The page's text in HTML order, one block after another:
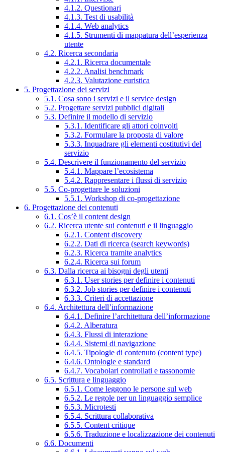
4.1.2. Questionari
4.1.3. Test di usabilità
4.1.4. Web analytics
4.1.5. Strumenti di mappatura dell’esperienza
utente
4.2. Ricerca secondaria
4.2.1. Ricerca documentale
4.2.2. Analisi benchmark
4.2.3. Valutazione euristica
5. Progettazione dei servizi
5.1. Cosa sono i servizi e il service design
5.2. Progettare servizi pubblici digitali
5.3. Definire il modello di servizio
5.3.1. Identificare gli attori coinvolti
5.3.2. Formulare la proposta di valore
5.3.3. Inquadrare gli elementi costitutivi del
servizio
5.4. Descrivere il funzionamento del servizio
5.4.1. Mappare l’ecosistema
5.4.2. Rappresentare i flussi di servizio
5.5. Co-progettare le soluzioni
5.5.1. Workshop di co-progettazione
6. Progettazione dei contenuti
6.1. Cos’è il content design
6.2. Ricerca utente sui contenuti e il linguaggio
6.2.1. Content discovery
6.2.2. Dati di ricerca (search keywords)
6.2.3. Ricerca tramite analytics
6.2.4. Ricerca sui forum
6.3. Dalla ricerca ai bisogni degli utenti
6.3.1. User stories per definire i contenuti
6.3.2. Job stories per definire i contenuti
6.3.3. Criteri di accettazione
6.4. Architettura dell’informazione
6.4.1. Definire l’architettura dell’informazione
6.4.2. Alberatura
6.4.3. Flussi di interazione
6.4.4. Sistemi di navigazione
6.4.5. Tipologie di contenuto (content type)
6.4.6. Ontologie e standard
6.4.7. Vocabolari controllati e tassonomie
6.5. Scrittura e linguaggio
6.5.1. Come leggono le persone sul web
6.5.2. Le regole per un linguaggio semplice
6.5.3. Microtesti
6.5.4. Scrittura collaborativa
6.5.5. Content critique
6.5.6. Traduzione e localizzazione dei contenuti
6.6. Documenti